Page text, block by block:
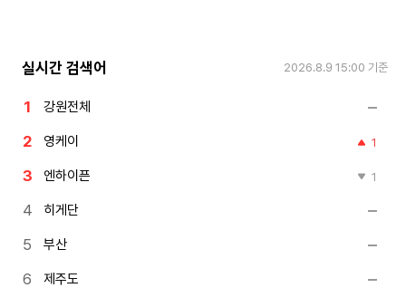
실시간 검색어 2026.8.9 15:00 기준
강원전체
영케이 1
엔하이픈 1
히게단
부산
제주도